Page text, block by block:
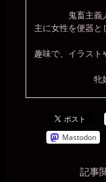
鬼畜主義
主に女性を便器と
趣味で、イラスト
牝
Mastodon
記事